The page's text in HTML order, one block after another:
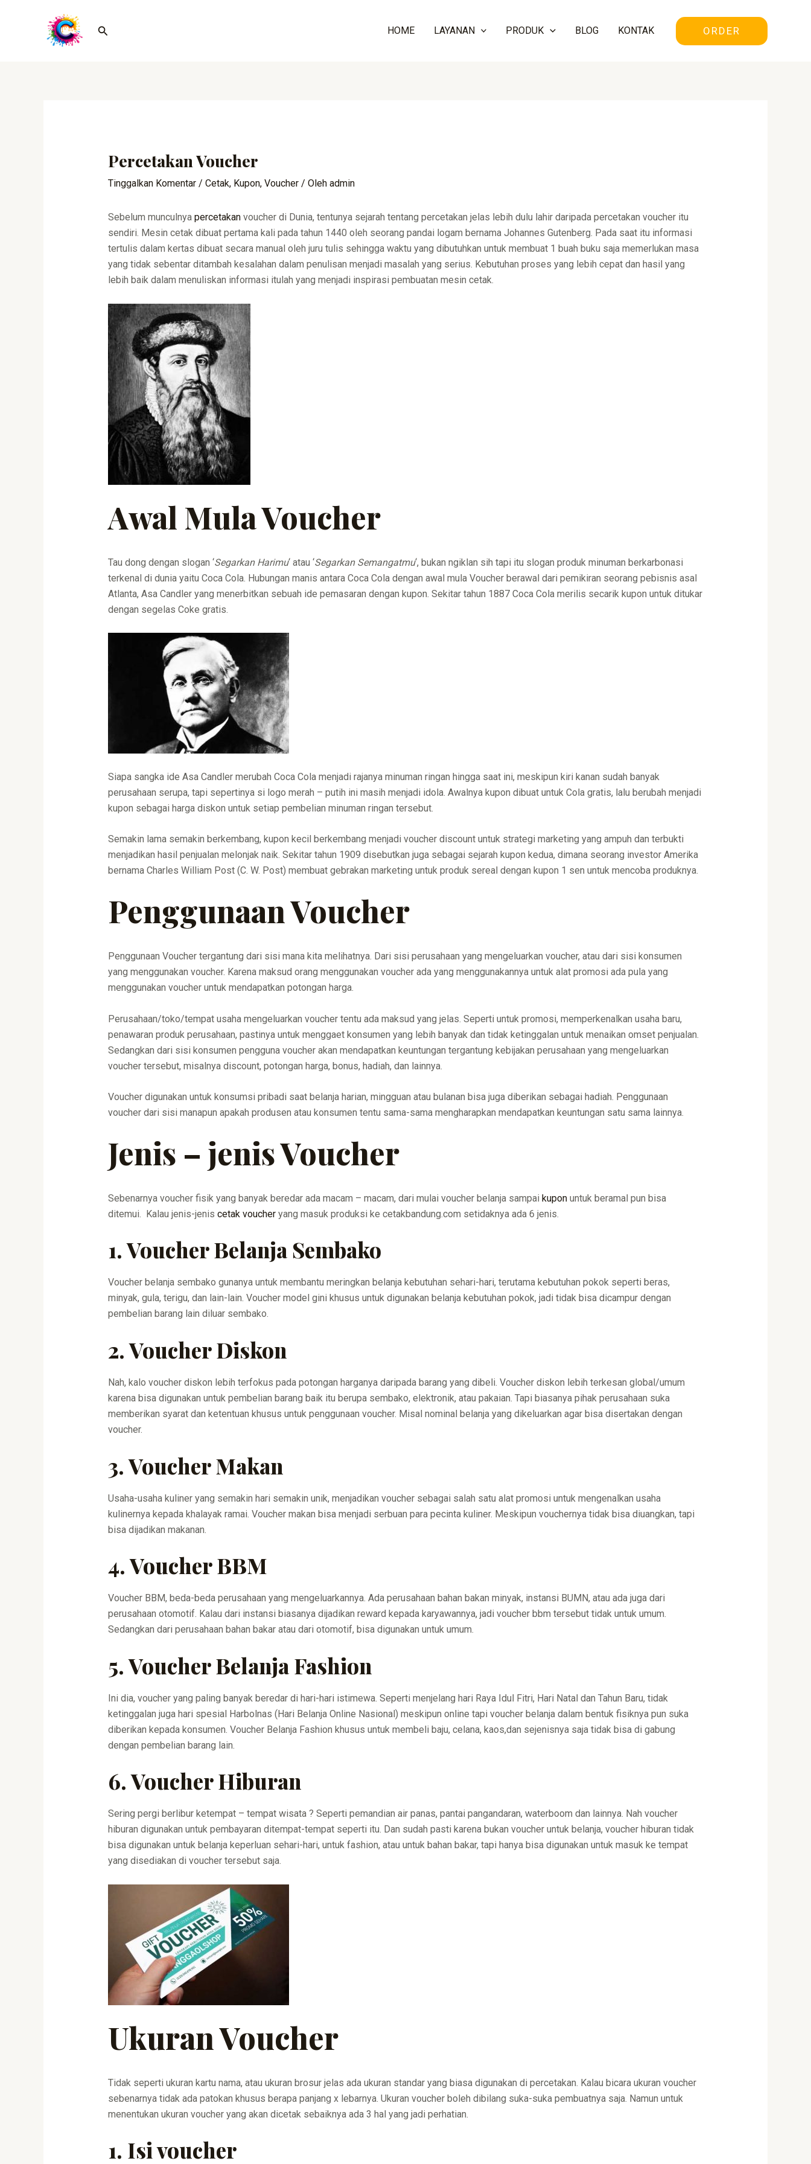
Cari HOME LAYANAN PRODUK BLOG KONTAK ORDER
Percetakan Voucher
Tinggalkan Komentar / Cetak, Kupon, Voucher/ Oleh admin
Sebelum munculnya percetakan voucher di Dunia, tentunya sejarah tentang percetakan jelas lebih dulu lahir daripada percetakan voucher itu
sendiri. Mesin cetak dibuat pertama kali pada tahun 1440 oleh seorang pandai logam bernama Johannes Gutenberg. Pada saat itu informasi
tertulis dalam kertas dibuat secara manual oleh juru tulis sehingga waktu yang dibutuhkan untuk membuat 1 buah buku saja memerlukan masa
yang tidak sebentar ditambah kesalahan dalam penulisan menjadi masalah yang serius. Kebutuhan proses yang lebih cepat dan hasil yang
lebih baik dalam menuliskan informasi itulah yang menjadi inspirasi pembuatan mesin cetak.
Awal Mula Voucher
Tau dong dengan slogan ‘Segarkan Harimu‘ atau ‘Segarkan Semangatmu‘, bukan ngiklan sih tapi itu slogan produk minuman berkarbonasi
terkenal di dunia yaitu Coca Cola. Hubungan manis antara Coca Cola dengan awal mula Voucher berawal dari pemikiran seorang pebisnis asal
Atlanta, Asa Candler yang menerbitkan sebuah ide pemasaran dengan kupon. Sekitar tahun 1887 Coca Cola merilis secarik kupon untuk ditukar
dengan segelas Coke gratis.
Siapa sangka ide Asa Candler merubah Coca Cola menjadi rajanya minuman ringan hingga saat ini, meskipun kiri kanan sudah banyak
perusahaan serupa, tapi sepertinya si logo merah – putih ini masih menjadi idola. Awalnya kupon dibuat untuk Cola gratis, lalu berubah menjadi
kupon sebagai harga diskon untuk setiap pembelian minuman ringan tersebut.
Semakin lama semakin berkembang, kupon kecil berkembang menjadi voucher discount untuk strategi marketing yang ampuh dan terbukti
menjadikan hasil penjualan melonjak naik. Sekitar tahun 1909 disebutkan juga sebagai sejarah kupon kedua, dimana seorang investor Amerika
bernama Charles William Post (C. W. Post) membuat gebrakan marketing untuk produk sereal dengan kupon 1 sen untuk mencoba produknya.
Penggunaan Voucher
Penggunaan Voucher tergantung dari sisi mana kita melihatnya. Dari sisi perusahaan yang mengeluarkan voucher, atau dari sisi konsumen
yang menggunakan voucher. Karena maksud orang menggunakan voucher ada yang menggunakannya untuk alat promosi ada pula yang
menggunakan voucher untuk mendapatkan potongan harga.
Perusahaan/toko/tempat usaha mengeluarkan voucher tentu ada maksud yang jelas. Seperti untuk promosi, memperkenalkan usaha baru,
penawaran produk perusahaan, pastinya untuk menggaet konsumen yang lebih banyak dan tidak ketinggalan untuk menaikan omset penjualan.
Sedangkan dari sisi konsumen pengguna voucher akan mendapatkan keuntungan tergantung kebijakan perusahaan yang mengeluarkan
voucher tersebut, misalnya discount, potongan harga, bonus, hadiah, dan lainnya.
Voucher digunakan untuk konsumsi pribadi saat belanja harian, mingguan atau bulanan bisa juga diberikan sebagai hadiah. Penggunaan
voucher dari sisi manapun apakah produsen atau konsumen tentu sama-sama mengharapkan mendapatkan keuntungan satu sama lainnya.
Jenis – jenis Voucher
Sebenarnya voucher fisik yang banyak beredar ada macam – macam, dari mulai voucher belanja sampai kupon untuk beramal pun bisa
ditemui. Kalau jenis-jenis cetak voucheryang masuk produksi ke cetakbandung.com setidaknya ada 6 jenis.
1. Voucher Belanja Sembako
Voucher belanja sembako gunanya untuk membantu meringkan belanja kebutuhan sehari-hari, terutama kebutuhan pokok seperti beras,
minyak, gula, terigu, dan lain-lain. Voucher model gini khusus untuk digunakan belanja kebutuhan pokok, jadi tidak bisa dicampur dengan
pembelian barang lain diluar sembako.
2. Voucher Diskon
Nah, kalo voucher diskon lebih terfokus pada potongan harganya daripada barang yang dibeli. Voucher diskon lebih terkesan global/umum
karena bisa digunakan untuk pembelian barang baik itu berupa sembako, elektronik, atau pakaian. Tapi biasanya pihak perusahaan suka
memberikan syarat dan ketentuan khusus untuk penggunaan voucher. Misal nominal belanja yang dikeluarkan agar bisa disertakan dengan
voucher.
3. Voucher Makan
Usaha-usaha kuliner yang semakin hari semakin unik, menjadikan voucher sebagai salah satu alat promosi untuk mengenalkan usaha
kulinernya kepada khalayak ramai. Voucher makan bisa menjadi serbuan para pecinta kuliner. Meskipun vouchernya tidak bisa diuangkan, tapi
bisa dijadikan makanan.
4. Voucher BBM
Voucher BBM, beda-beda perusahaan yang mengeluarkannya. Ada perusahaan bahan bakan minyak, instansi BUMN, atau ada juga dari
perusahaan otomotif. Kalau dari instansi biasanya dijadikan reward kepada karyawannya, jadi voucher bbm tersebut tidak untuk umum.
Sedangkan dari perusahaan bahan bakar atau dari otomotif, bisa digunakan untuk umum.
5. Voucher Belanja Fashion
Ini dia, voucher yang paling banyak beredar di hari-hari istimewa. Seperti menjelang hari Raya Idul Fitri, Hari Natal dan Tahun Baru, tidak
ketinggalan juga hari spesial Harbolnas (Hari Belanja Online Nasional) meskipun online tapi voucher belanja dalam bentuk fisiknya pun suka
diberikan kepada konsumen. Voucher Belanja Fashion khusus untuk membeli baju, celana, kaos,dan sejenisnya saja tidak bisa di gabung
dengan pembelian barang lain.
6. Voucher Hiburan
Sering pergi berlibur ketempat – tempat wisata ? Seperti pemandian air panas, pantai pangandaran, waterboom dan lainnya. Nah voucher
hiburan digunakan untuk pembayaran ditempat-tempat seperti itu. Dan sudah pasti karena bukan voucher untuk belanja, voucher hiburan tidak
bisa digunakan untuk belanja keperluan sehari-hari, untuk fashion, atau untuk bahan bakar, tapi hanya bisa digunakan untuk masuk ke tempat
yang disediakan di voucher tersebut saja.
Ukuran Voucher
Tidak seperti ukuran kartu nama, atau ukuran brosur jelas ada ukuran standar yang biasa digunakan di percetakan. Kalau bicara ukuran voucher
sebenarnya tidak ada patokan khusus berapa panjang x lebarnya. Ukuran voucher boleh dibilang suka-suka pembuatnya saja. Namun untuk
menentukan ukuran voucher yang akan dicetak sebaiknya ada 3 hal yang jadi perhatian.
1. Isi voucher
navigation